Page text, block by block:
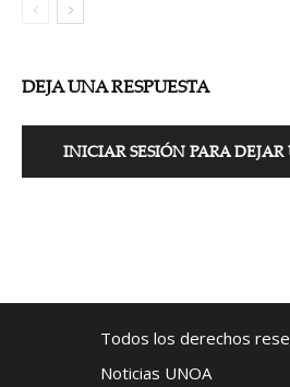
DEJA UNA RESPUESTA
INICIAR SESIÓN PARA
Todos los derechos
Noticias UNOA